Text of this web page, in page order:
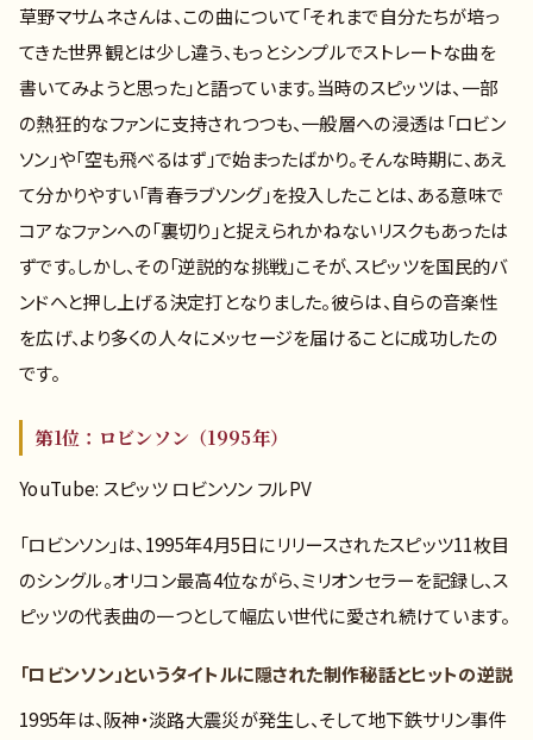
草野マサムネさんは、この曲について「それまで自分たちが培っ
てきた世界観とは少し違う、もっとシンプルでストレートな曲を
書いてみようと思った」と語っています。当時のスピッツは、一部
の熱狂的なファンに支持されつつも、一般層への浸透は「ロビン
ソン」や「空も飛べるはず」で始まったばかり。そんな時期に、あえ
て分かりやすい「青春ラブソング」を投入したことは、ある意味で
コアなファンへの「裏切り」と捉えられかねないリスクもあったは
ずです。しかし、その「逆説的な挑戦」こそが、スピッツを国民的バ
ンドへと押し上げる決定打となりました。彼らは、自らの音楽性
を広げ、より多くの人々にメッセージを届けることに成功したの
です。
第1位：ロビンソン（1995年）
YouTube: スピッツ ロビンソン フルPV
「ロビンソン」は、1995年4月5日にリリースされたスピッツ11枚目
のシングル。オリコン最高4位ながら、ミリオンセラーを記録し、ス
ピッツの代表曲の一つとして幅広い世代に愛され続けています。
「ロビンソン」というタイトルに隠された制作秘話とヒットの逆説
1995年は、阪神・淡路大震災が発生し、そして地下鉄サリン事件